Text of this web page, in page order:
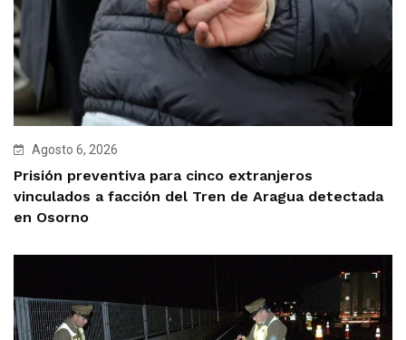
Agosto 6, 2026
Prisión preventiva para cinco extranjeros
vinculados a facción del Tren de Aragua detectada
en Osorno